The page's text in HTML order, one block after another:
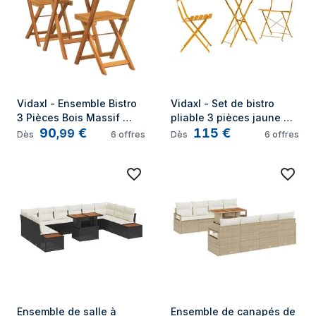
Vidaxl - Ensemble Bistro
3 Pièces Bois Massif
Acacia
Dès 90,99 € 6 offres
Vidaxl - Set de bistro
pliable 3 pièces jaune
moutarde en acier
Dès 115 € 6 offres
Ensemble de salle à
Ensemble de canapés de